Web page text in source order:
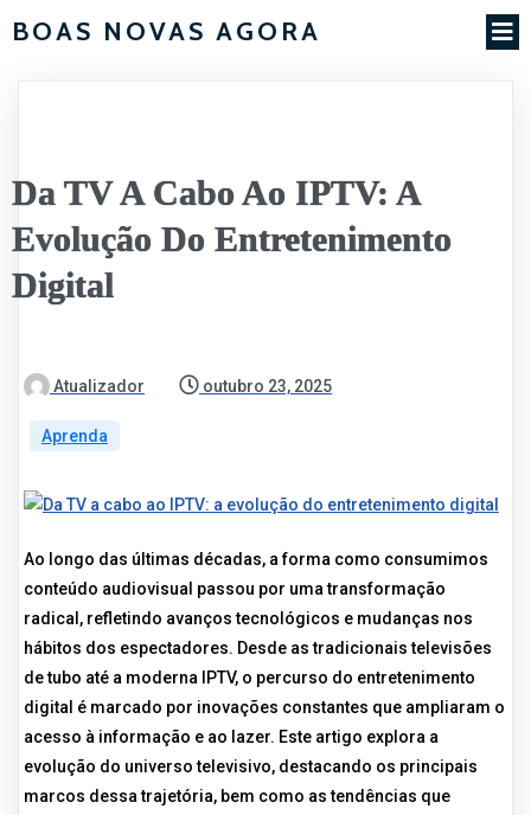
BOAS NOVAS AGORA
Da TV A Cabo Ao IPTV: A
Evolução Do Entretenimento
Digital
Atualizador outubro 23, 2025
Aprenda
Ao longo das últimas décadas, a forma como consumimos
conteúdo audiovisual passou por uma transformação
radical, refletindo avanços tecnológicos e mudanças nos
hábitos dos espectadores. Desde as tradicionais televisões
de tubo até a moderna IPTV, o percurso do entretenimento
digital é marcado por inovações constantes que ampliaram o
acesso à informação e ao lazer. Este artigo explora a
evolução do universo televisivo, destacando os principais
marcos dessa trajetória, bem como as tendências que